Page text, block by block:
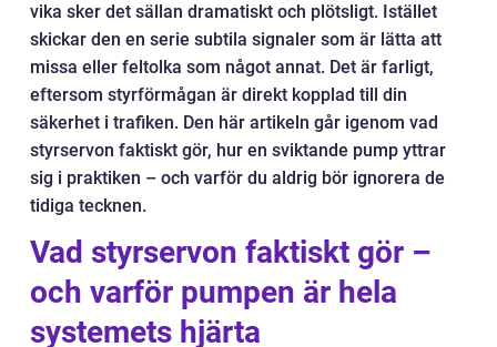
vika sker det sällan dramatiskt och plötsligt. Istället
skickar den en serie subtila signaler som är lätta att
missa eller feltolka som något annat. Det är farligt,
eftersom styrförmågan är direkt kopplad till din
säkerhet i trafiken. Den här artikeln går igenom vad
styrservon faktiskt gör, hur en sviktande pump yttrar
sig i praktiken – och varför du aldrig bör ignorera de
tidiga tecknen.
Vad styrservon faktiskt gör –
och varför pumpen är hela
systemets hjärta